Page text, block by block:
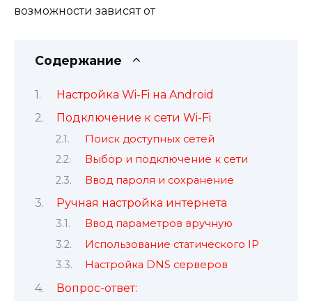
возможности зависят от
Содержание
Настройка Wi-Fi на Android
Подключение к сети Wi-Fi
Поиск доступных сетей
Выбор и подключение к сети
Ввод пароля и сохранение
Ручная настройка интернета
Ввод параметров вручную
Использование статического IP
Настройка DNS серверов
Вопрос-ответ: